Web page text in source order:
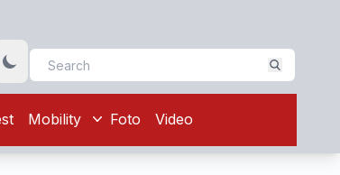
Mobility Foto Video